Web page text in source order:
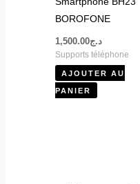
BOROFONE
د.ج1,500.00
Supports téléphone
AJOUTER AU
PANIER